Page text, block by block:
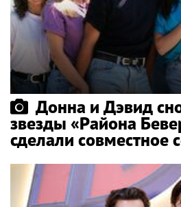
Донна и Дэвид
звезды «Района
сделали совместное